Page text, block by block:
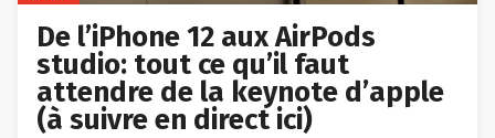
De l’iPhone 12 aux AirPods
studio: tout ce qu’il faut
attendre de la keynote d’apple
(à suivre en direct ici)